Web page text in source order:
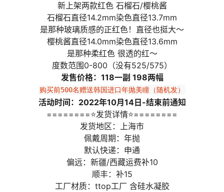
新上架两款红色 石榴石/樱桃酱
石榴石直径14.2mm染色直径13.7mm
是那种玻璃质感的正红色！直径也挺大～
樱桃酱直径14.0mm染色直径13.6mm
是那种柔红色 很透的红～
度数范围0-800（没有525/575）
发售价格：118一副 198两幅
购买前500名赠送韩国进口年抛美瞳（随机发）
活动时间：2022年10月14日-结束前通知
========⭐发货详情⭐========
发货地区：上海市
佩戴周期：年抛
默认快递：申通
偏远：新疆/西藏运费补10
顺丰：补15
工厂材质：ttop工厂 含硅水凝胶